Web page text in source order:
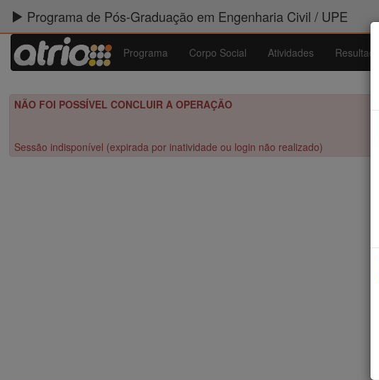
Programa de Pós-Graduação em Engenharia Civil / UPE
Programa Corpo Social Atividades Resultados
NÃO FOI POSSÍVEL CONCLUIR A OPERAÇÃO
Sessão indisponível (expirada por inatividade ou login não realizado)